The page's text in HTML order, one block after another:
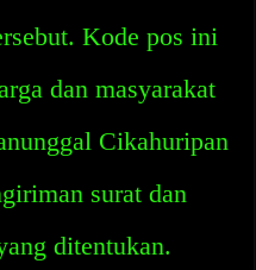
Kode pos ini
dan masyarakat
Cikahuripan
surat dan
ditentukan.